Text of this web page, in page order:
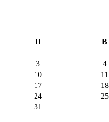
П В
3 4
10
11
17
18
24
25
31